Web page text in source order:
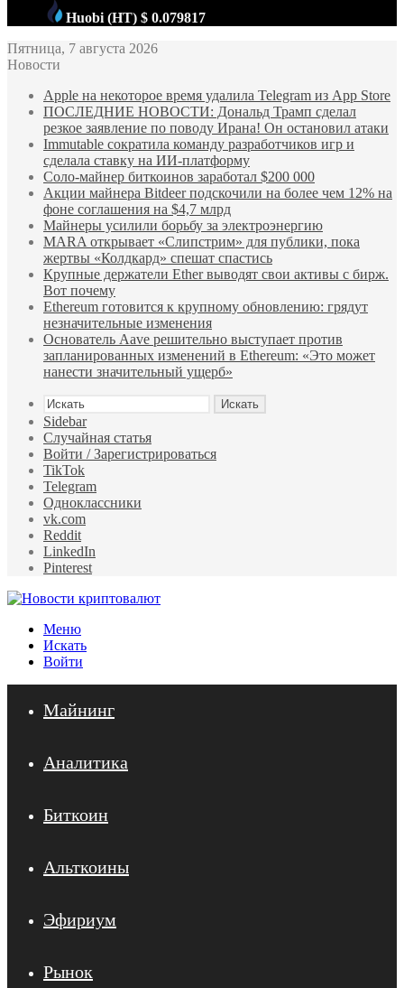
Huobi (HT) $ 0.079817
Пятница, 7 августа 2026
Новости
Apple на некоторое время удалила Telegram из App Store
ПОСЛЕДНИЕ НОВОСТИ: Дональд Трамп сделал
резкое заявление по поводу Ирана! Он остановил атаки
Immutable сократила команду разработчиков игр и
сделала ставку на ИИ-платформу
Соло-майнер биткоинов заработал $200 000
Акции майнера Bitdeer подскочили на более чем 12% на
фоне соглашения на $4,7 млрд
Майнеры усилили борьбу за электроэнергию
MARA открывает «Слипстрим» для публики, пока
жертвы «Колдкард» спешат спастись
Крупные держатели Ether выводят свои активы с бирж.
Вот почему
Ethereum готовится к крупному обновлению: грядут
незначительные изменения
Основатель Aave решительно выступает против
запланированных изменений в Ethereum: «Это может
нанести значительный ущерб»
Искать
Sidebar
Случайная статья
Войти / Зарегистрироваться
TikTok
Telegram
Одноклассники
vk.com
Reddit
LinkedIn
Pinterest
Меню
Искать
Войти
Майнинг
Аналитика
Биткоин
Альткоины
Эфириум
Рынок